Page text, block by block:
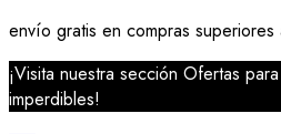
envío gratis en compras
¡Visita nuestra sección Ofertas
imperdibles!